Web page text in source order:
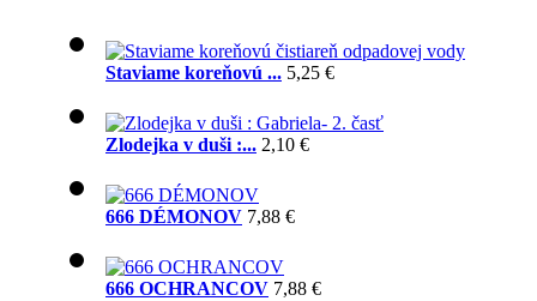
Staviame koreňovú ... 5,25 €
Zlodejka v duši :... 2,10 €
666 DÉMONOV 7,88 €
666 OCHRANCOV 7,88 €